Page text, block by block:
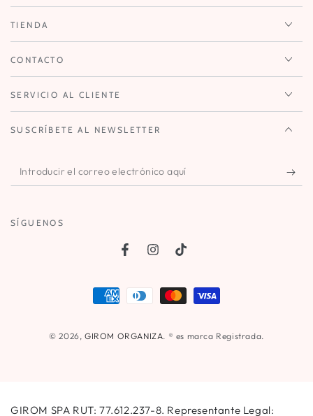
TIENDA
CONTACTO
SERVICIO AL CLIENTE
SUSCRÍBETE AL NEWSLETTER
Introducir
el
SÍGUENOS
FacebookInstagram
TikTok
© 2026, GIROM ORGANIZA. ® es marca Registrada.
GIROM SPA RUT: 77.612.237-8. Representante Legal: